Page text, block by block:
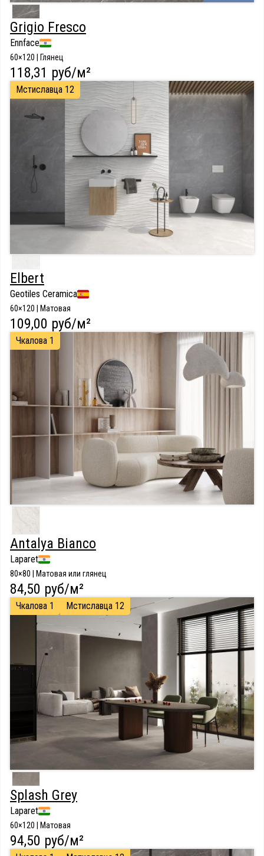
Grigio Fresco
Ennface
60×120 | Глянец
118,31 руб/м²
Мстиславца 12
Elbert
Geotiles Ceramica
60×120 | Матовая
109,00 руб/м²
Чкалова 1
Antalya Bianco
Laparet
80×80 | Матовая или глянец
84,50 руб/м²
Чкалова 1 Мстиславца 12
Splash Grey
Laparet
60×120 | Матовая
94,50 руб/м²